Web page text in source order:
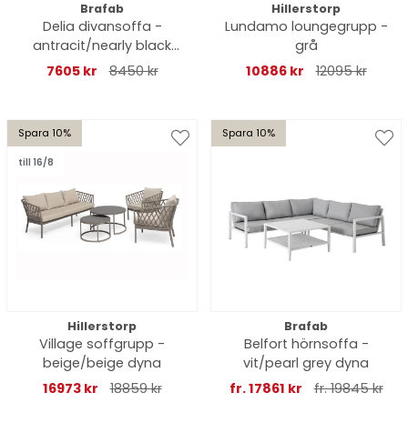
Brafab
Delia divansoffa -
antracit/nearly black
dyna
7605 kr 8450 kr
Hillerstorp
Lundamo loungegrupp -
grå
10886 kr
12095 kr
Spara 10%
till 16/8
Hillerstorp
Village soffgrupp -
beige/beige dyna
16973 kr
18859 kr
Spara 10%
Brafab
Belfort hörnsoffa -
vit/pearl grey dyna
fr. 17861 kr
fr. 19845 kr